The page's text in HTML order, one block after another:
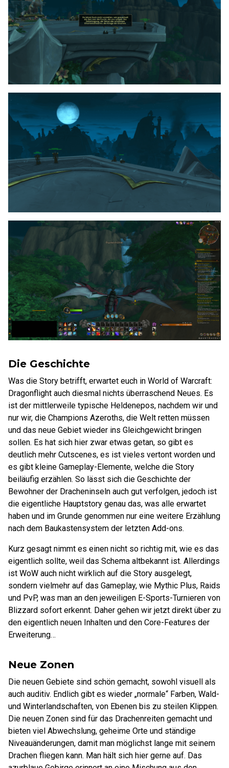
Die Geschichte
Was die Story betrifft, erwartet euch in World of Warcraft:
Dragonflight auch diesmal nichts überraschend Neues. Es
ist der mittlerweile typische Heldenepos, nachdem wir und
nur wir, die Champions Azeroths, die Welt retten müssen
und das neue Gebiet wieder ins Gleichgewicht bringen
sollen. Es hat sich hier zwar etwas getan, so gibt es
deutlich mehr Cutscenes, es ist vieles vertont worden und
es gibt kleine Gameplay-Elemente, welche die Story
beiläufig erzählen. So lässt sich die Geschichte der
Bewohner der Dracheninseln auch gut verfolgen, jedoch ist
die eigentliche Hauptstory genau das, was alle erwartet
haben und im Grunde genommen nur eine weitere Erzählung
nach dem Baukastensystem der letzten Add-ons.
Kurz gesagt nimmt es einen nicht so richtig mit, wie es das
eigentlich sollte, weil das Schema altbekannt ist. Allerdings
ist WoW auch nicht wirklich auf die Story ausgelegt,
sondern vielmehr auf das Gameplay, wie Mythic Plus, Raids
und PvP, was man an den jeweiligen E-Sports-Turnieren von
Blizzard sofort erkennt. Daher gehen wir jetzt direkt über zu
den eigentlich neuen Inhalten und den Core-Features der
Erweiterung…
Neue Zonen
Die neuen Gebiete sind schön gemacht, sowohl visuell als
auch auditiv. Endlich gibt es wieder „normale“ Farben, Wald-
und Winterlandschaften, von Ebenen bis zu steilen Klippen.
Die neuen Zonen sind für das Drachenreiten gemacht und
bieten viel Abwechslung, geheime Orte und ständige
Niveauänderungen, damit man möglichst lange mit seinem
Drachen fliegen kann. Man hält sich hier gerne auf. Das